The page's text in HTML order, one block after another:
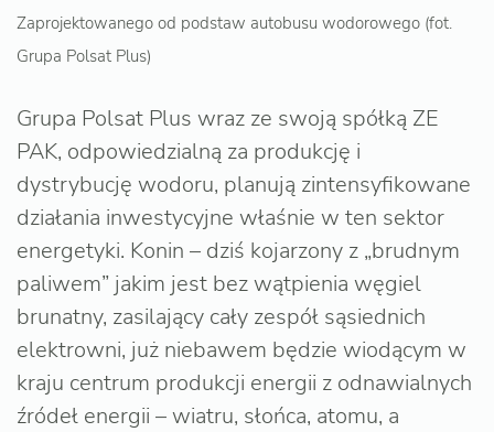
Zaprojektowanego od podstaw autobusu wodorowego (fot.
Grupa Polsat Plus)
Grupa Polsat Plus wraz ze swoją spółką ZE
PAK, odpowiedzialną za produkcję i
dystrybucję wodoru, planują zintensyfikowane
działania inwestycyjne właśnie w ten sektor
energetyki. Konin – dziś kojarzony z „brudnym
paliwem” jakim jest bez wątpienia węgiel
brunatny, zasilający cały zespół sąsiednich
elektrowni, już niebawem będzie wiodącym w
kraju centrum produkcji energii z odnawialnych
źródeł energii – wiatru, słońca, atomu, a